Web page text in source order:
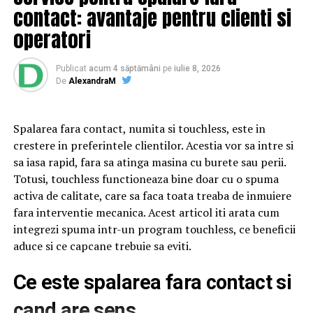
NU RATATI
Subaru recheamă în service peste 2 milioane de
automobile | BrailaMEA
contact: avantaje pentru clienti si
operatori
Publicat acum 4 săptămâni pe iulie 8, 2026
De AlexandraM
Spalarea fara contact, numita si touchless, este in
crestere in preferintele clientilor. Acestia vor sa intre si
sa iasa rapid, fara sa atinga masina cu burete sau perii.
Totusi, touchless functioneaza bine doar cu o spuma
activa de calitate, care sa faca toata treaba de inmuiere
fara interventie mecanica. Acest articol iti arata cum
integrezi spuma intr-un program touchless, ce beneficii
aduce si ce capcane trebuie sa eviti.
Ce este spalarea fara contact si